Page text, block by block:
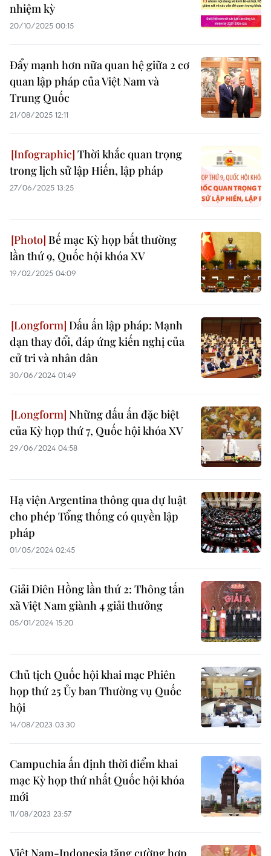
nhiệm kỳ
20/10/2025 00:15
Đẩy mạnh hơn nữa quan hệ giữa 2 cơ
quan lập pháp của Việt Nam và
Trung Quốc
21/08/2025 12:11
Thời khắc quan trọng
trong lịch sử lập Hiến, lập pháp
27/06/2025 13:25
Bế mạc Kỳ họp bất thường
lần thứ 9, Quốc hội khóa XV
19/02/2025 04:09
Dấu ấn lập pháp: Mạnh
dạn thay đổi, đáp ứng kiến nghị của
cử tri và nhân dân
30/06/2024 01:49
Những dấu ấn đặc biệt
của Kỳ họp thứ 7, Quốc hội khóa XV
29/06/2024 04:58
Hạ viện Argentina thông qua dự luật
cho phép Tổng thống có quyền lập
pháp
01/05/2024 02:45
Giải Diên Hồng lần thứ 2: Thông tấn
xã Việt Nam giành 4 giải thưởng
05/01/2024 15:20
Chủ tịch Quốc hội khai mạc Phiên
họp thứ 25 Ủy ban Thường vụ Quốc
hội
14/08/2023 03:30
Campuchia ấn định thời điểm khai
mạc Kỳ họp thứ nhất Quốc hội khóa
mới
11/08/2023 23:57
Việt Nam-Indonesia tăng cường hợp